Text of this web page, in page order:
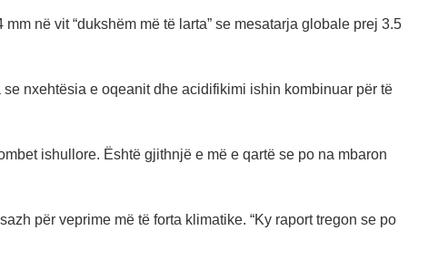
në vit “dukshëm më të larta” se mesatarja globale prej 3.5
nxehtësia e oqeanit dhe acidifikimi ishin kombinuar për të
ishullore. Është gjithnjë e më e qartë se po na mbaron
për veprime më të forta klimatike. “Ky raport tregon se po